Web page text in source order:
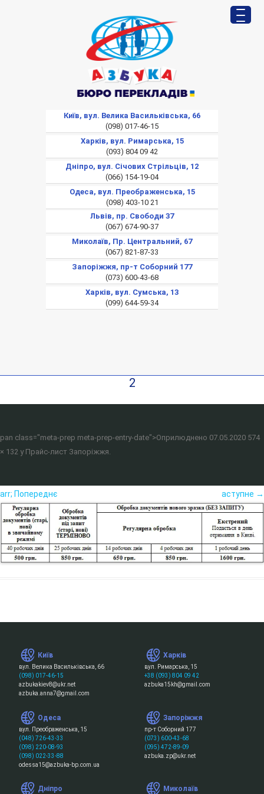
Київ, вул. Велика Васильківська, 66
(098) 017-46-15
Харків, вул. Римарська, 15
(093) 804 09 42
Дніпро, вул. Січових Стрільців, 12
(066) 154-19-04
Одеса, вул. Преображенська, 15
(098) 403-10 21
Львів, пр. Свободи 37
(067) 674-90-37
Миколаїв, Пр. Центральний, 67
(067) 821-87-33
Запоріжжя, пр-т Соборний 177
(073) 600-43-68
Харків, вул. Сумська, 13
(099) 644-59-34
2
pan class="meta-prep meta-prep-entry-date">Оприлюднено 07.05.2020 574
× 132 у Прайс-лист Запоріжжя
arr; Попереднє аступне →
Київ
вул. Велика Васильківська, 66
(098) 017-46-15
azbukakiev8@ukr.net
azbuka.anna7@gmail.com
Харків
вул. Римарська, 15
+38 (093) 804 09 42
azbuka15kh@gmail.com
Одеса
вул. Преображенська, 15
(048) 726-43-33
(098) 220-08-93
(098) 022-33-88
odessa15@azbuka-bp.com.ua
Запоріжжя
пр-т Соборний 177
(073) 600-43-68
(095) 472-89-09
azbuka.zp@ukr.net
Дніпро Миколаїв